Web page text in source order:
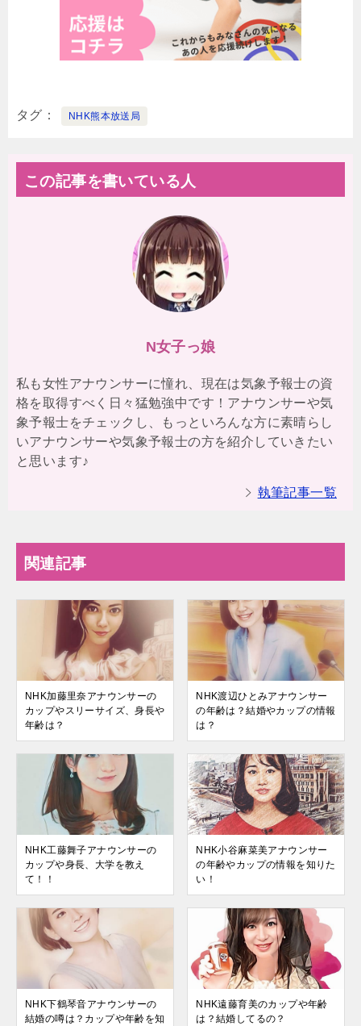
タグ NHK熊本放送局
この記事を書いている人
N女子っ娘
私も女性アナウンサーに憧れ、現在は気象予報士の資
格を取得すべく日々猛勉強中です！アナウンサーや気
象予報士をチェックし、もっといろんな方に素晴らし
いアナウンサーや気象予報士の方を紹介していきたい
と思います♪
執筆記事一覧
関連記事
NHK加藤里奈アナウンサーの
カップやスリーサイズ、身長や
年齢は？
NHK渡辺ひとみアナウンサー
の年齢は？結婚やカップの情報
は？
NHK工藤舞子アナウンサーの
カップや身長、大学を教え
て！！
NHK小谷麻菜美アナウンサー
の年齢やカップの情報を知りた
い！
NHK下鶴琴音アナウンサーの
結婚の噂は？カップや年齢を知
NHK遠藤育美のカップや年齢
は？結婚してるの？